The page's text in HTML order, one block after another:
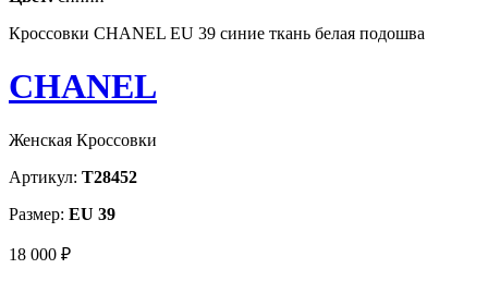
Кроссовки CHANEL EU 39 синие ткань белая подошва
CHANEL
Женская Кроссовки
Артикул: T28452
Размер: EU 39
18 000 ₽